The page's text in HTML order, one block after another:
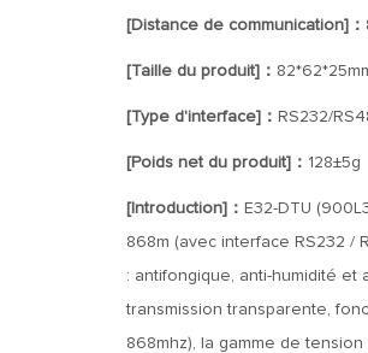
[Distance de communication]：
[Taille du produit]：
[Type d'interface]： RS232/
[Poids net du produit]： 128±5g
[Introduction]： E32-DTU
868m (avec interface RS232 /
: antifongique, anti-humidité et
transmission transparente,
868mhz), la gamme de